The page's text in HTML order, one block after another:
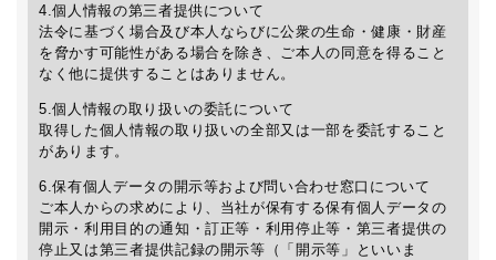
4.個人情報の第三者提供について
法令に基づく場合及び本人ならびに公衆の生命・健康・財産
を脅かす可能性がある場合を除き、ご本人の同意を得ること
なく他に提供することはありません。
5.個人情報の取り扱いの委託について
取得した個人情報の取り扱いの全部又は一部を委託すること
があります。
6.保有個人データの開示等および問い合わせ窓口について
ご本人からの求めにより、当社が保有する保有個人データの
開示・利用目的の通知・訂正等・利用停止等・第三者提供の
停止又は第三者提供記録の開示等（「開示等」といいま